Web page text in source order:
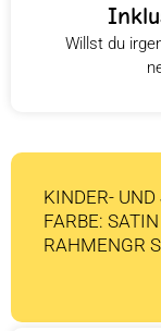
Willst du
KINDER-
FARBE:
RAHMENGR